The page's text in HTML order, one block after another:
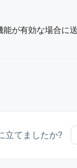
が有効な場合に
立てましたか?